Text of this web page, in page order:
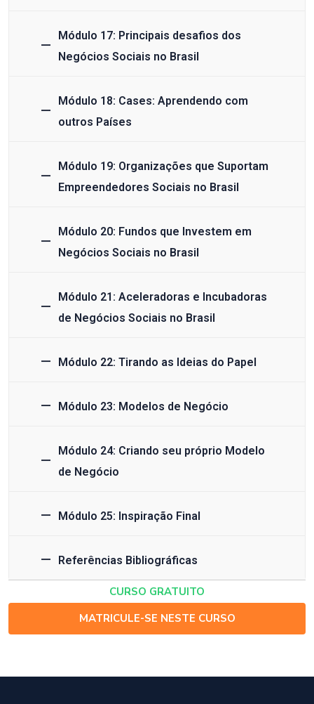
Módulo 17: Principais desafios dos
Negócios Sociais no Brasil
Módulo 18: Cases: Aprendendo com
outros Países
Módulo 19: Organizações que Suportam
Empreendedores Sociais no Brasil
Módulo 20: Fundos que Investem em
Negócios Sociais no Brasil
Módulo 21: Aceleradoras e Incubadoras
de Negócios Sociais no Brasil
Módulo 22: Tirando as Ideias do Papel
Módulo 23: Modelos de Negócio
Módulo 24: Criando seu próprio Modelo
de Negócio
Módulo 25: Inspiração Final
Referências Bibliográficas
CURSO GRATUITO
MATRICULE-SE NESTE CURSO